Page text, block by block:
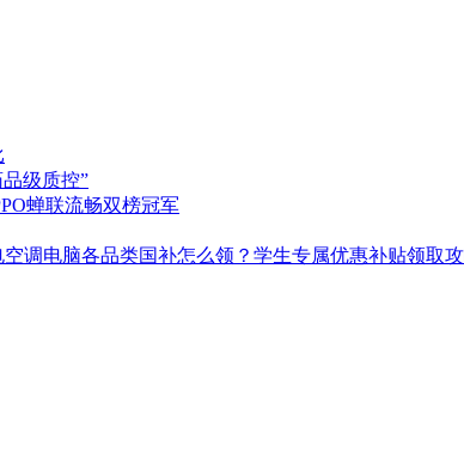
级质控”
蝉联流畅双榜冠军
调电脑各品类国补怎么领？学生专属优惠补贴领取攻